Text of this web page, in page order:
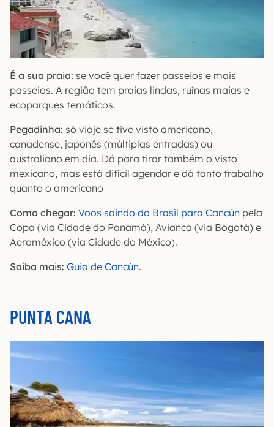
É a sua praia: se você quer fazer passeios e mais
passeios. A região tem praias lindas, ruínas maias e
ecoparques temáticos.
Pegadinha: só viaje se tive visto americano,
canadense, japonês (múltiplas entradas) ou
australiano em dia. Dá para tirar também o visto
mexicano, mas está difícil agendar e dá tanto trabalho
quanto o americano
Como chegar: Voos saindo do Brasil para Cancún pela
Copa (via Cidade do Panamá), Avianca (via Bogotá) e
Aeroméxico (via Cidade do México).
Saiba mais: Guia de Cancún.
PUNTA CANA